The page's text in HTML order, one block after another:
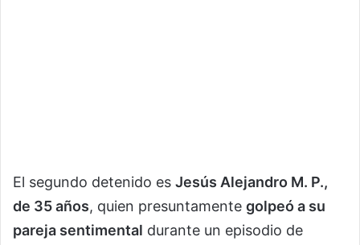
El segundo detenido es Jesús Alejandro M. P.,
de 35 años, quien presuntamente golpeó a su
pareja sentimental durante un episodio de